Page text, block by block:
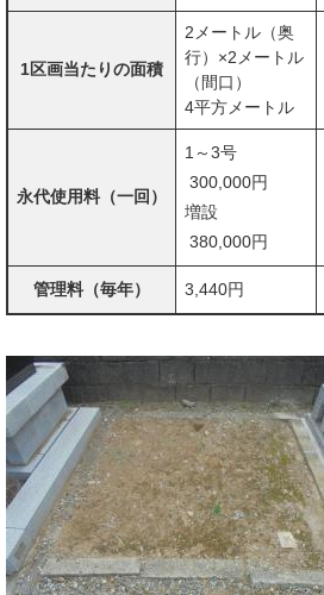
1区画当たりの面積
2メートル（奥
行）×2メートル
（間口）
4平方メートル
永代使用料（一回）
1～3号
300,000円
増設
380,000円
管理料（毎年） 3,440円